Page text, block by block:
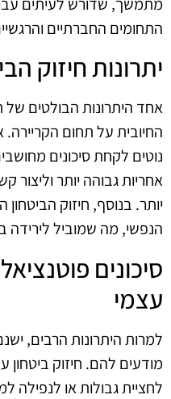
התחומים החברתיים
יתרונות חיזוק
אחד היתרונות הבולטים של
החיובית על תחום הקריירה.
נוטים לקחת סיכונים
אחריות גבוהה יותר וליצור
יותר. בנוסף, חיזוק
הנפשי, מה שמוביל לירידה
סיכונים
עצמי
למרות היתרונות הרבים,
מודעים להם. חיזוק ביטחון
לחציית גבולות או לנפילה